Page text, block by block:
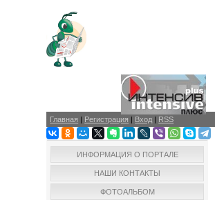
Главная | Регистрация | Вход | RSS
ИНФОРМАЦИЯ О ПОРТАЛЕ
НАШИ КОНТАКТЫ
ФОТОАЛЬБОМ